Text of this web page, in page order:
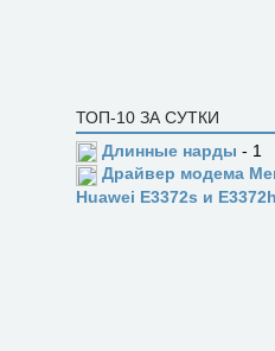
ТОП-10 ЗА СУТКИ
Длинные нарды - 1
Драйвер модема
Huawei E3372s и